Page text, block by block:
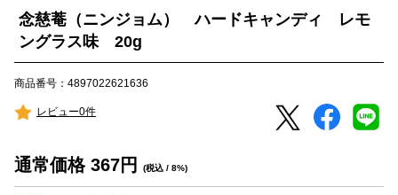
念慈菴（ニンジョム） ハードキャンディ レモ
ングラス味 20g
商品番号：4897022621636
レビュー0件
通常価格 367円 (税込 / 8%)